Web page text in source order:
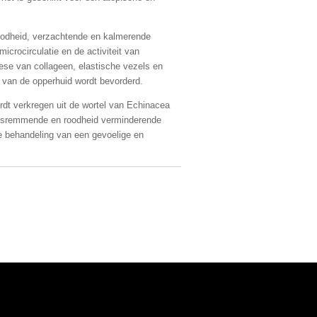
verzachtende en kalmerende
en de activiteit van
van collageen, elastische vezels en
de opperhuid wordt bevorderd.
verkregen uit de wortel van Echinacea
en roodheid verminderende
van een gevoelige en